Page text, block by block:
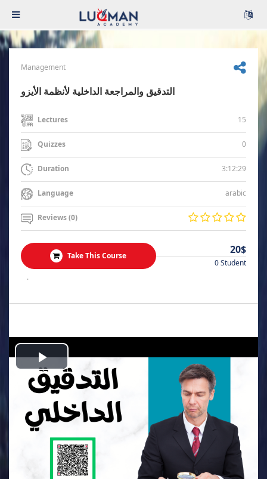
Management
التدقيق والمراجعة الداخلية لأنظمة الأيزو
Lectures 15
Quizzes 0
Duration 3:12:29
Language arabic
Reviews (0)
Take This Course 20$
0 Student
.
Play
Video